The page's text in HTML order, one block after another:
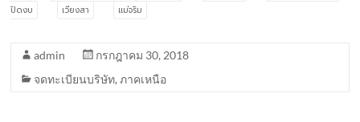
ปิดงบ
เวียงสา แม่จริม
admin
กรกฎาคม 30, 2018
จดทะเบียนบริษัท,ภาคเหนือ